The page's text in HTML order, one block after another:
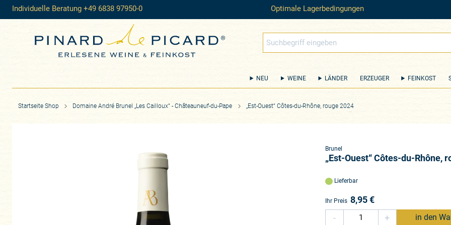
Individuelle Beratung +49 6838 97950-0 Optimale Lagerbedingungen
NEU WEINE LÄNDER ERZEUGER FEINKOST
Startseite Shop Domaine André Brunel „Les Cailloux“ - Châteauneuf-du-Pape „Est-Ouest“ Côtes-du-Rhône, rouge 2024
Brunel
„Est-Ouest“ Côtes-du-Rhône,
Lieferbar
Ihr Preis 8,95€
-
+ in den